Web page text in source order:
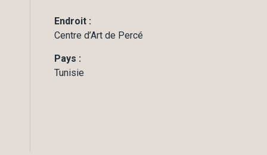
Endroit :
Centre d’Art de Percé
Pays :
Tunisie